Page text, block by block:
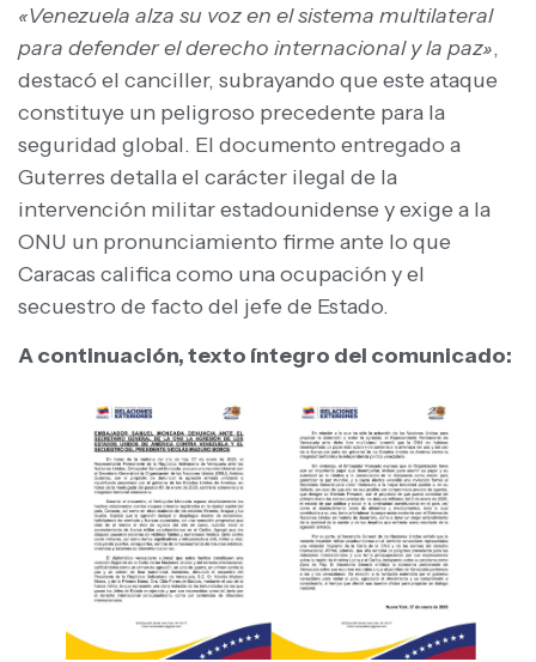
«Venezuela alza su voz en el sistema multilateral
para defender el derecho internacional y la paz»,
destacó el canciller, subrayando que este ataque
constituye un peligroso precedente para la
seguridad global. El documento entregado a
Guterres detalla el carácter ilegal de la
intervención militar estadounidense y exige a la
ONU un pronunciamiento firme ante lo que
Caracas califica como una ocupación y el
secuestro de facto del jefe de Estado.
A continuación, texto íntegro del comunicado: